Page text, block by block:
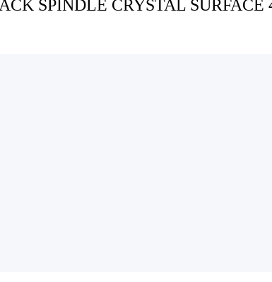
SPINDLE CRYSTAL SURFACE